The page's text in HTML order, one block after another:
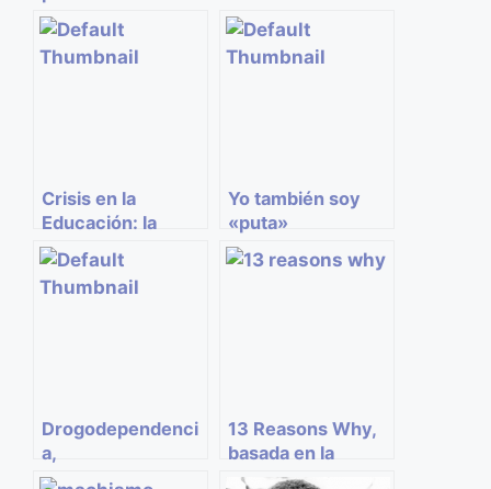
Dentro y fuera,
¡haz lo correcto!
sufragista
Crisis en la
Educación: la
reválida
Yo también soy
«puta»
Drogodependenci
a,
comportamientos
13 Reasons Why,
basada en la
novela de Jay